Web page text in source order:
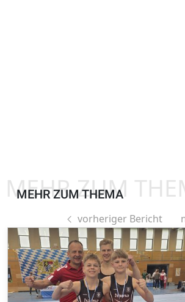
MEHR ZUM THEMA
MEHR ZUM
vorheriger Bericht